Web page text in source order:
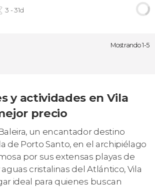
3 - 31d
Mostrando 1-5
y actividades en Vila
precio
un encantador destino
de Porto Santo, en el archipiélago
por sus extensas playas de
cristalinas del Atlántico, Vila
ideal para quienes buscan